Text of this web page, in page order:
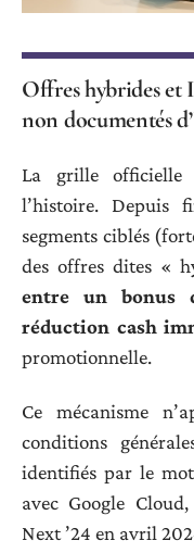
Offres hybrides et
non documentés
La grille officielle
l’histoire. Depuis
segments ciblés
des offres dites «
entre un bonus
réduction cash
promotionnelle.
Ce mécanisme
conditions
identifiés par le
avec Google
Next ’24 en avril